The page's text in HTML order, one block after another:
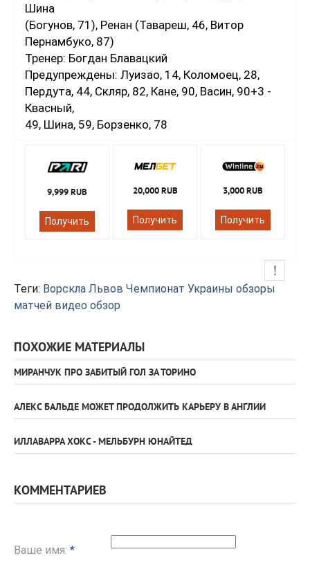
Шина
(Богунов, 71), Ренан (Тавареш, 46, Витор
Пернамбуко, 87)
Тренер: Богдан Блавацкий
Предупреждены: Луизао, 14, Коломоец, 28,
Пердута, 44, Скляр, 82, Кане, 90, Васин, 90+3 -
Квасный,
49, Шина, 59, Борзенко, 78
9,999 RUB
Получить
20,000 RUB
Получить
3,000 RUB
Получить
Теги: Ворскла Львов Чемпионат Украины обзоры
матчей видео обзор
ПОХОЖИЕ МАТЕРИАЛЫ
МИРАНЧУК ПРО ЗАБИТЫЙ ГОЛ ЗА ТОРИНО
АЛЕКС БАЛЬДЕ МОЖЕТ ПРОДОЛЖИТЬ КАРЬЕРУ В АНГЛИИ
ИЛЛАВАРРА ХОКС - МЕЛЬБУРН ЮНАЙТЕД
КОММЕНТАРИЕВ
Ваше имя: *